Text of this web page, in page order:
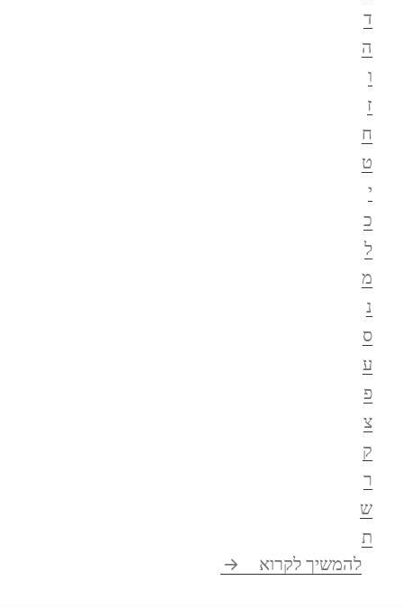
ד
ה
ו
ז
ח
ט
י
כ
ל
מ
נ
ס
ע
פ
צ
ק
ר
ש
ת
להמשיך לקרוא
לקסיקון חסר* לחתירה לרציונליות